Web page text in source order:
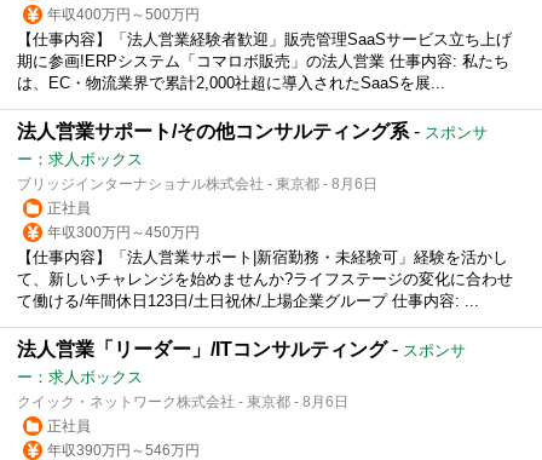
年収400万円～500万円
【仕事内容】「法人営業経験者歓迎」販売管理SaaSサービス立ち上げ
期に参画!ERPシステム「コマロボ販売」の法人営業 仕事内容: 私たち
は、EC・物流業界で累計2,000社超に導入されたSaaSを展...
法人営業サポート/その他コンサルティング系 - スポンサ
ー：求人ボックス
ブリッジインターナショナル株式会社 - 東京都 - 8月6日
正社員
年収300万円～450万円
【仕事内容】「法人営業サポート|新宿勤務・未経験可」経験を活かし
て、新しいチャレンジを始めませんか?ライフステージの変化に合わせ
て働ける/年間休日123日/土日祝休/上場企業グループ 仕事内容: ...
法人営業「リーダー」/ITコンサルティング- スポンサ
ー：求人ボックス
クイック・ネットワーク株式会社 - 東京都 - 8月6日
正社員
年収390万円～546万円